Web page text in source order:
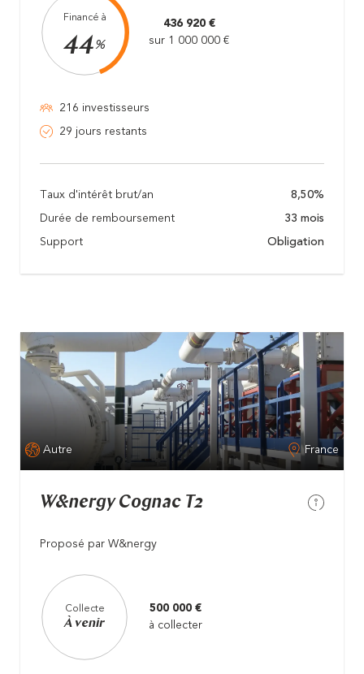
Financé à
44%
436 920 €
sur 1 000 000 €
216 investisseurs
29 jours restants
Taux d'intérêt brut/an 8,50%
Durée de remboursement 33 mois
Support Obligation
Autre France
W&nergy Cognac T2
Proposé par W&nergy
Collecte
À venir
500 000 €
à collecter